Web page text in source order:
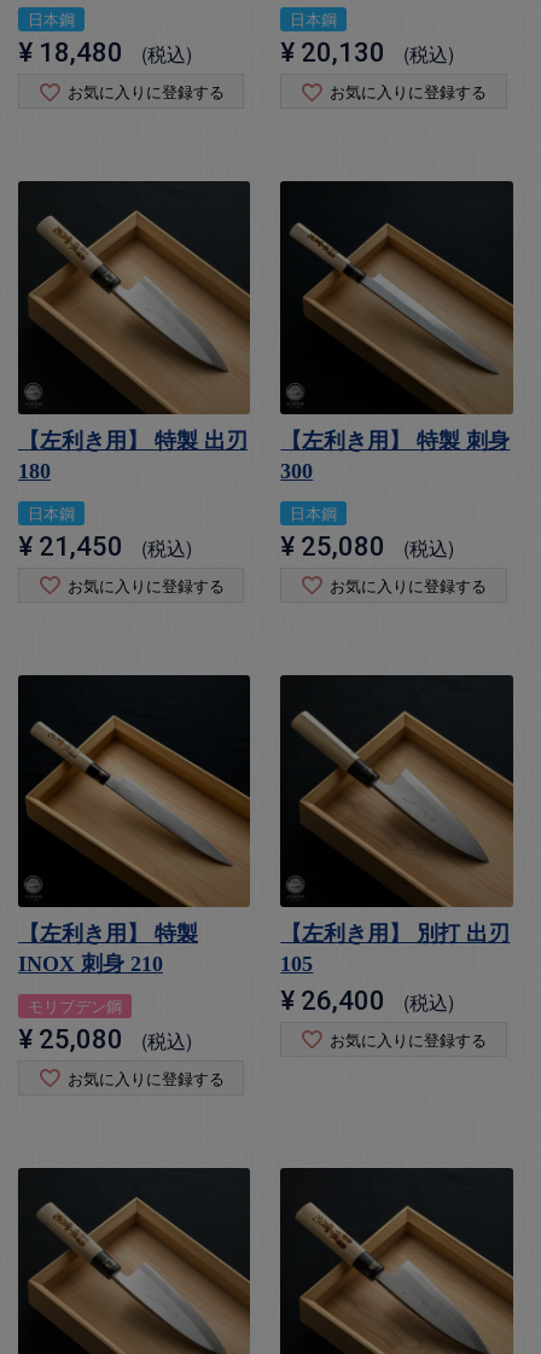
日本鋼
¥ 18,480 税込
お気に入りに登録する
日本鋼
¥ 20,130 税込
お気に入りに登録する
【左利き用】 特製 出刃
180
日本鋼
¥ 21,450 税込
お気に入りに登録する
【左利き用】 特製 刺身
300
日本鋼
¥ 25,080 税込
お気に入りに登録する
【左利き用】 特製
INOX 刺身 210
モリブデン鋼
¥ 25,080 税込
お気に入りに登録する
【左利き用】 別打 出刃
105
¥ 26,400 税込
お気に入りに登録する